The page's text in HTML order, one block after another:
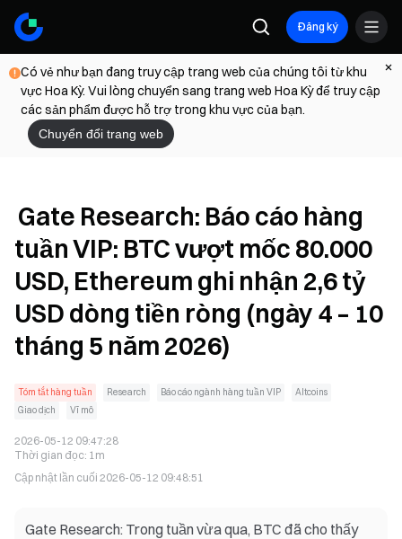
Đăng ký
Có vẻ như bạn đang truy cập trang web của chúng tôi từ khu
vực Hoa Kỳ. Vui lòng chuyển sang trang web Hoa Kỳ để truy cập
các sản phẩm được hỗ trợ trong khu vực của bạn.
Chuyển đổi trang web
Gate Research: Báo cáo hàng
tuần VIP: BTC vượt mốc 80.000
USD, Ethereum ghi nhận 2,6 tỷ
USD dòng tiền ròng (ngày 4 – 10
tháng 5 năm 2026)
Tóm tắt hàng tuần Research Báo cáo ngành hàng tuần VIP
Altcoins
Giao dịch
Vĩ mô
2026-05-12 09:47:28
Thời gian đọc: 1m
Cập nhật lần cuối 2026-05-12 09:48:51
Gate Research: Trong tuần vừa qua, BTC đã cho thấy